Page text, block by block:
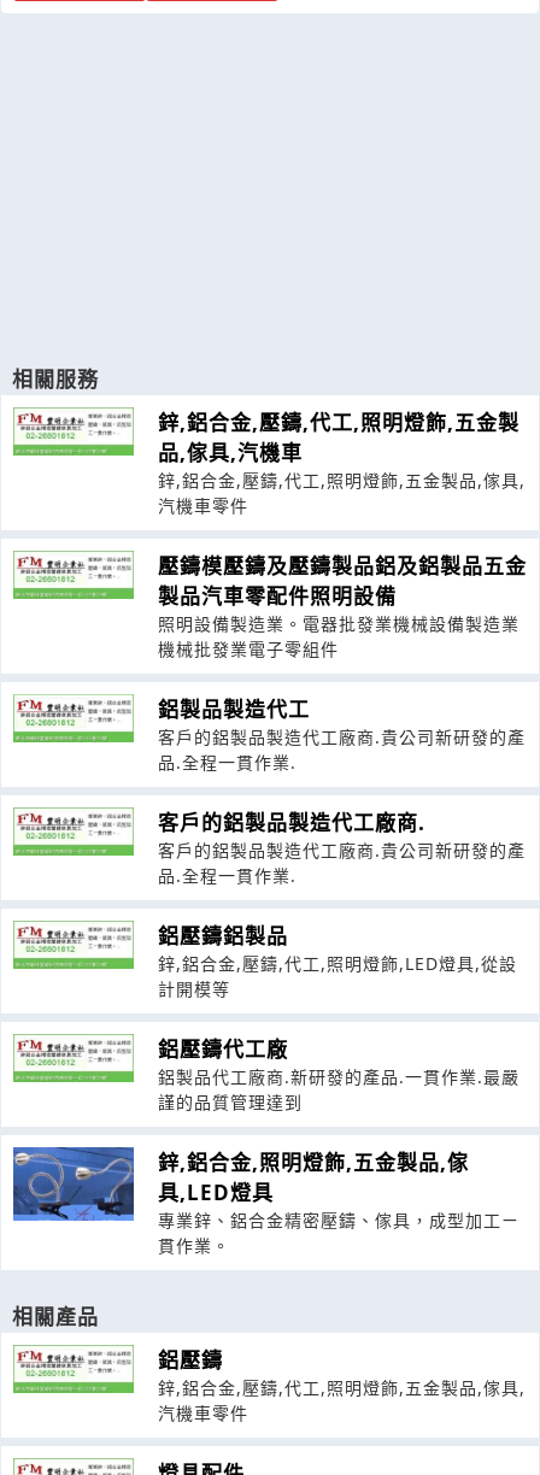
相關服務
鋅,鋁合金,壓鑄,代工,照明燈飾,五金製
品,傢具,汽機車
鋅,鋁合金,壓鑄,代工,照明燈飾,五金製品,傢具,
汽機車零件
壓鑄模壓鑄及壓鑄製品鋁及鋁製品五金
製品汽車零配件照明設備
照明設備製造業。電器批發業機械設備製造業
機械批發業電子零組件
鋁製品製造代工
客戶的鋁製品製造代工廠商.貴公司新研發的產
品.全程一貫作業.
客戶的鋁製品製造代工廠商.
客戶的鋁製品製造代工廠商.貴公司新研發的產
品.全程一貫作業.
鋁壓鑄鋁製品
鋅,鋁合金,壓鑄,代工,照明燈飾,LED燈具,從設
計開模等
鋁壓鑄代工廠
鋁製品代工廠商.新研發的產品.一貫作業.最嚴
謹的品質管理達到
鋅,鋁合金,照明燈飾,五金製品,傢
具,LED燈具
專業鋅、鋁合金精密壓鑄、傢具，成型加工ㄧ
貫作業。
相關產品
鋁壓鑄
鋅,鋁合金,壓鑄,代工,照明燈飾,五金製品,傢具,
汽機車零件